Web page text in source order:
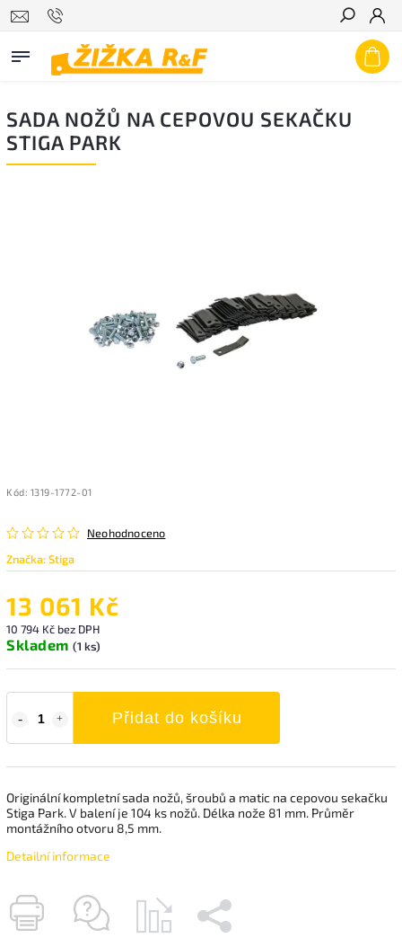
Hledat
SADA NOŽŮ NA CEPOVOU SEKAČKU
STIGA PARK
Kód: 1319-1772-01
Neohodnoceno
Značka:Stiga
13 061 Kč
10 794 Kč bez DPH
Skladem (1 ks)
Přidat do košíku
Originální kompletní sada nožů, šroubů a matic na cepovou sekačku
Stiga Park. V balení je 104 ks nožů. Délka nože 81 mm. Průměr
montážního otvoru 8,5 mm.
Detailní informace